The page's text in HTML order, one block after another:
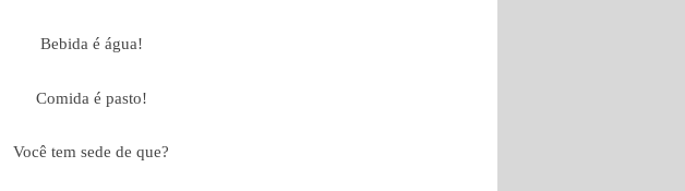
Bebida é água!
Comida é pasto!
Você tem sede de que?